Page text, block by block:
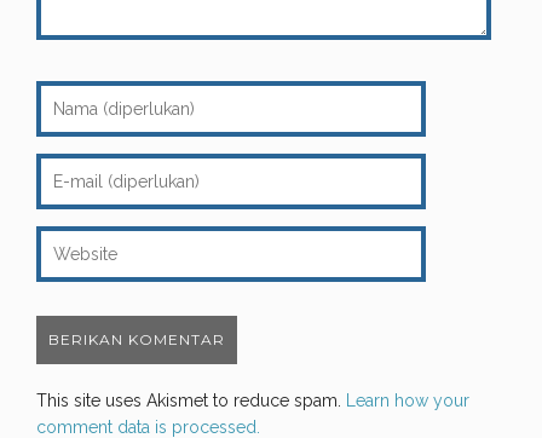
This site uses Akismet to reduce spam.
Learn how your
comment data is processed.